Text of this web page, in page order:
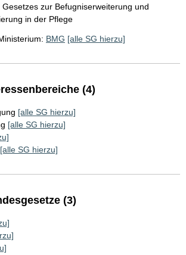
Gesetzes zur Befugniserweiterung und
in der Pflege
BMG [alle SG hierzu]
(4)
[alle SG hierzu]
[alle SG hierzu]
[alle SG hierzu]
(3)